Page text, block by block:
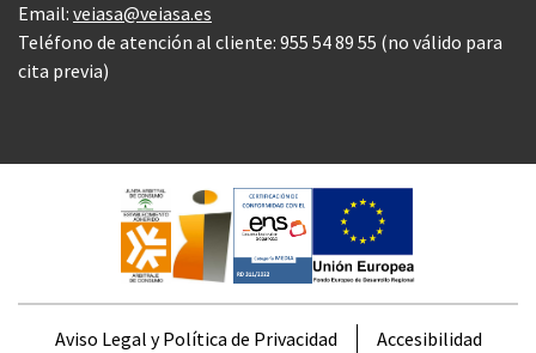
Email: veiasa@veiasa.es
Teléfono de atención al cliente: 955 54 89 55 (no válido para
cita previa)
Aviso Legal y Política de Privacidad Accesibilidad